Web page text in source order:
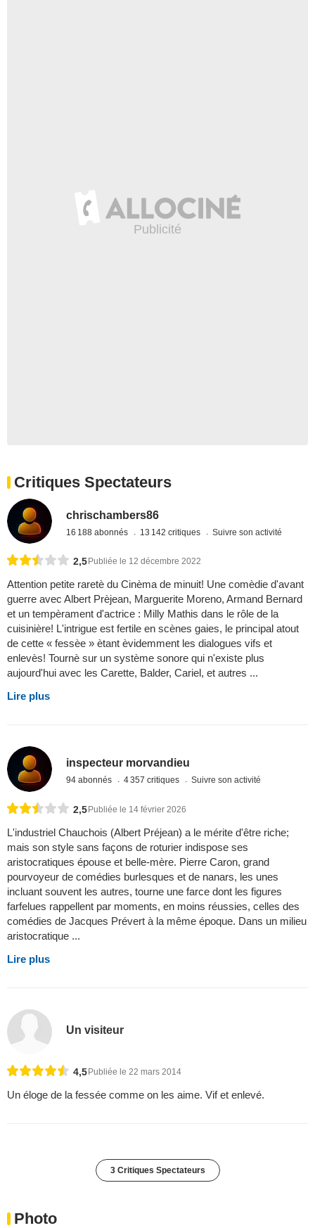
Critiques Spectateurs
chrischambers86
16 188 abonnés 13 142 critiques Suivre son activité
2,5 Publiée le 12 décembre 2022
Attention petite raretè du Cinèma de minuit! Une comèdie d'avant
guerre avec Albert Prèjean, Marguerite Moreno, Armand Bernard
et un tempèrament d'actrice : Milly Mathis dans le rôle de la
cuisinière! L'intrigue est fertile en scènes gaies, le principal atout
de cette « fessèe » ètant èvidemment les dialogues vifs et
enlevès! Tournè sur un système sonore qui n'existe plus
aujourd'hui avec les Carette, Balder, Cariel, et autres ...
Lire plus
inspecteur morvandieu
94 abonnés 4 357 critiques Suivre son activité
2,5Publiée le 14 février 2026
L'industriel Chauchois (Albert Préjean) a le mérite d'être riche;
mais son style sans façons de roturier indispose ses
aristocratiques épouse et belle-mère. Pierre Caron, grand
pourvoyeur de comédies burlesques et de nanars, les unes
incluant souvent les autres, tourne une farce dont les figures
farfelues rappellent par moments, en moins réussies, celles des
comédies de Jacques Prévert à la même époque. Dans un milieu
aristocratique ...
Lire plus
Un visiteur
4,5Publiée le 22 mars 2014
Un éloge de la fessée comme on les aime. Vif et enlevé.
3 Critiques Spectateurs
Photo